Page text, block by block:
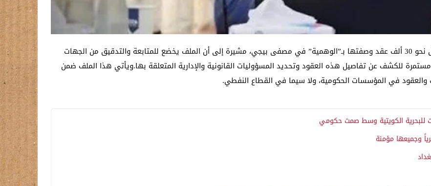
كشفت لجنة النفط والغاز النيابية أن عدنان الجميلي شغل نحو 30 ألف عقد وصفتها بـ”الوهمية” في مصفى بيجي، مشيرة إلى أن الملف يخضع للمتابعة والتدقيق من الجهات
مستمرة للكشف عن تفاصيل هذه العقود وتحديد المسؤوليات القانونية والإدارية المتعلقة بها.ويأتي هذا الملف ضمن
والعقود في المؤسسات الحكومية، ولا سيما في القطاع النفطي.
للبحرية الكويتية وسط صمت حكومي